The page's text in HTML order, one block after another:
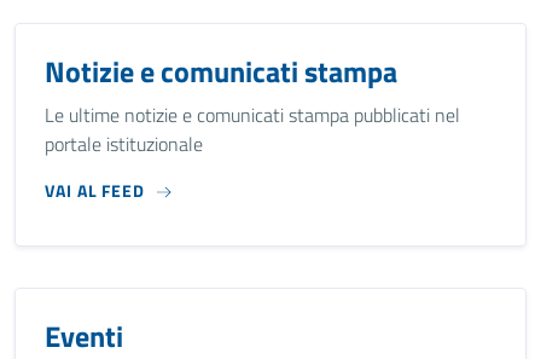
Notizie e comunicati stampa
Le ultime notizie e comunicati stampa pubblicati nel
portale istituzionale
VAI AL FEED
Eventi